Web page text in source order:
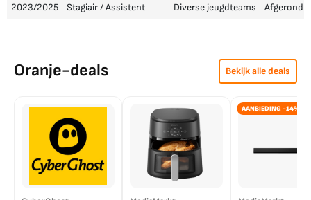
2023/2025
Stagiair / Assistent Diverse jeugdteams Afgerond
Oranje-deals Bekijk alle deals
AANBIEDING -14%